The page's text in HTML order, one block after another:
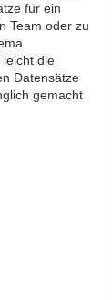
für ein
Team oder zu
leicht die
Datensätze
gemacht